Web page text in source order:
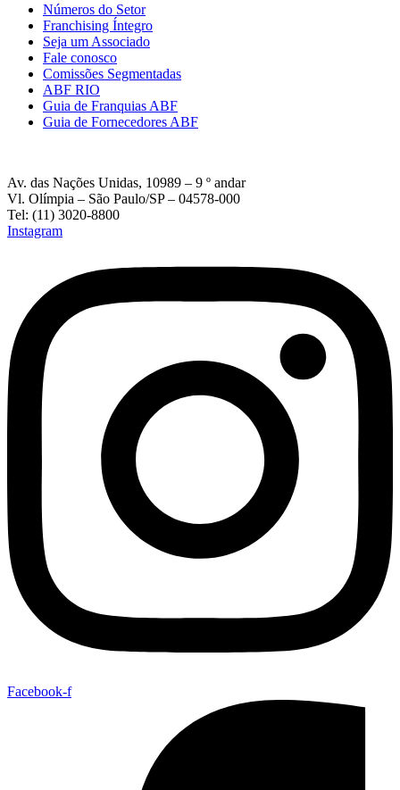
Números do Setor
Franchising Íntegro
Seja um Associado
Fale conosco
Comissões Segmentadas
ABF RIO
Guia de Franquias ABF
Guia de Fornecedores ABF
Av. das Nações Unidas, 10989 – 9 º andar
Vl. Olímpia – São Paulo/SP – 04578-000
Tel: (11) 3020-8800
Instagram
Facebook-f